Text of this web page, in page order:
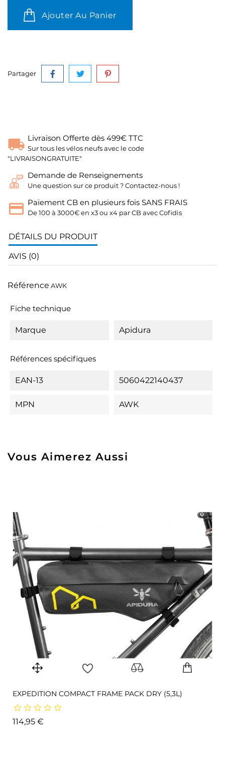
Ajouter Au Panier
Partager
Livraison Offerte dès 499€ TTC
Sur tous les vélos neufs avec le code
"LIVRAISONGRATUITE"
Demande de Renseignements
Une question sur ce produit ? Contactez-nous !
Paiement CB en plusieurs fois SANS FRAIS
De 100 à 3000€ en x3 ou x4 par CB avec Cofidis
DÉTAILS DU PRODUIT
AVIS (0)
Référence AWK
Fiche technique
Marque Apidura
Références spécifiques
EAN-13 5060422140437
MPN AWK
Vous Aimerez Aussi
EXPEDITION COMPACT FRAME PACK DRY (5,3L)
114,95 €